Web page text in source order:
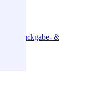
Rückgabe- &